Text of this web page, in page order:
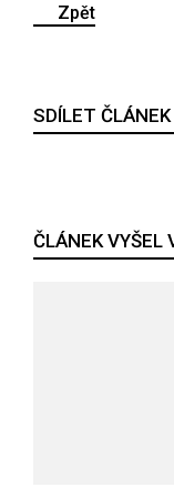
Zpět
SDÍLET ČLÁNEK
ČLÁNEK VYŠEL